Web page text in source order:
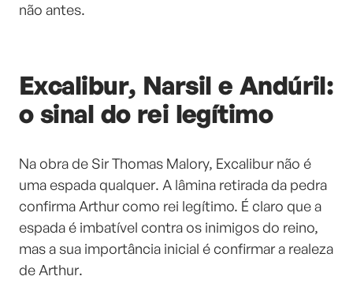
não antes.
Excalibur, Narsil e Andúril:
o sinal do rei legítimo
Na obra de Sir Thomas Malory, Excalibur não é
uma espada qualquer. A lâmina retirada da pedra
confirma Arthur como rei legítimo. É claro que a
espada é imbatível contra os inimigos do reino,
mas a sua importância inicial é confirmar a realeza
de Arthur.